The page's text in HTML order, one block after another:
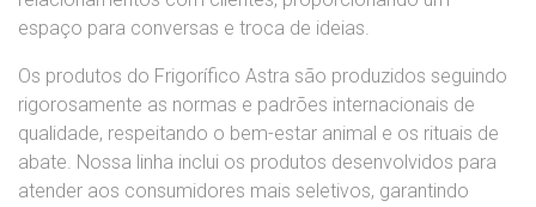
espaço para conversas e troca de ideias.
Os produtos do Frigorífico Astra são produzidos seguindo
rigorosamente as normas e padrões internacionais de
qualidade, respeitando o bem-estar animal e os rituais de
abate. Nossa linha inclui os produtos desenvolvidos para
atender aos consumidores mais seletivos, garantindo